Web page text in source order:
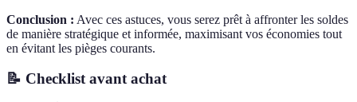
Conclusion : Avec ces astuces, vous serez prêt à affronter les soldes
de manière stratégique et informée, maximisant vos économies tout
en évitant les pièges courants.
📝 Checklist avant achat